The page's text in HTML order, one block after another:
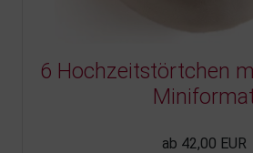
6 Hochzeitstörtchen
ab 42,00 EUR